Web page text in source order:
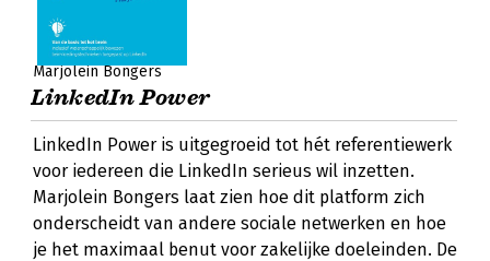
Marjolein Bongers
LinkedIn Power
LinkedIn Power is uitgegroeid tot hét referentiewerk
voor iedereen die LinkedIn serieus wil inzetten.
Marjolein Bongers laat zien hoe dit platform zich
onderscheidt van andere sociale netwerken en hoe
je het maximaal benut voor zakelijke doeleinden. De